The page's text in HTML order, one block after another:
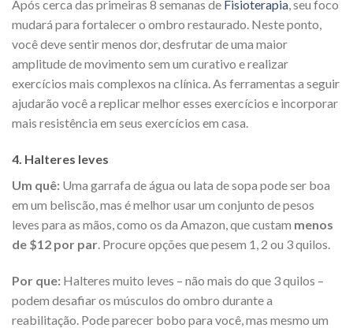
Após cerca das primeiras 8 semanas de Fisioterapia, seu foco
mudará para fortalecer o ombro restaurado. Neste ponto,
você deve sentir menos dor, desfrutar de uma maior
amplitude de movimento sem um curativo e realizar
exercícios mais complexos na clínica. As ferramentas a seguir
ajudarão você a replicar melhor esses exercícios e incorporar
mais resistência em seus exercícios em casa.
4. Halteres leves
Um quê: Uma garrafa de água ou lata de sopa pode ser boa
em um beliscão, mas é melhor usar um conjunto de pesos
leves para as mãos, como os da Amazon, que custam menos
de $12 por par. Procure opções que pesem 1, 2 ou 3 quilos.
Por que: Halteres muito leves – não mais do que 3 quilos –
podem desafiar os músculos do ombro durante a
reabilitação. Pode parecer bobo para você, mas mesmo um